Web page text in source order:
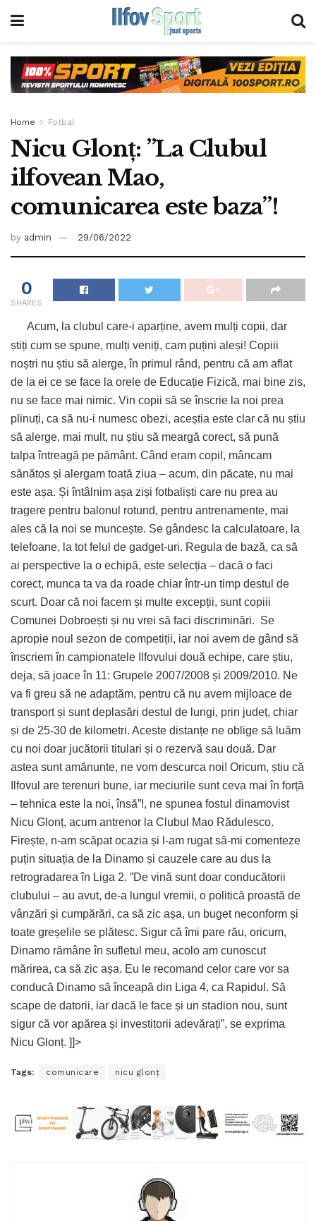
Home Fotbal
Nicu Glonț: ”La Clubul
ilfovean Mao,
comunicarea este baza”!
by admin 29/06/2022
0
SHARES
Acum, la clubul care-i aparține, avem mulți copii, dar
știți cum se spune, mulți veniți, cam puțini aleși! Copiii
noștri nu știu să alerge, în primul rând, pentru că am aflat
de la ei ce se face la orele de Educație Fizică, mai bine zis,
nu se face mai nimic. Vin copii să se înscrie la noi prea
plinuți, ca să nu-i numesc obezi, aceștia este clar că nu știu
să alerge, mai mult, nu știu să meargă corect, să pună
talpa întreagă pe pământ. Când eram copil, mâncam
sănătos și alergam toată ziua – acum, din păcate, nu mai
este așa. Și întâlnim așa ziși fotbaliști care nu prea au
tragere pentru balonul rotund, pentru antrenamente, mai
ales că la noi se muncește. Se gândesc la calculatoare, la
telefoane, la tot felul de gadget-uri. Regula de bază, ca să
ai perspective la o echipă, este selecția – dacă o faci
corect, munca ta va da roade chiar într-un timp destul de
scurt. Doar că noi facem și multe excepții, sunt copiii
Comunei Dobroești și nu vrei să faci discriminări. Se
apropie noul sezon de competiții, iar noi avem de gând să
înscriem în campionatele Ilfovului două echipe, care știu,
deja, să joace în 11: Grupele 2007/2008 și 2009/2010. Ne
va fi greu să ne adaptăm, pentru că nu avem mijloace de
transport și sunt deplasări destul de lungi, prin județ, chiar
și de 25-30 de kilometri. Aceste distanțe ne oblige să luăm
cu noi doar jucătorii titulari și o rezervă sau două. Dar
astea sunt amănunte, ne vom descurca noi! Oricum, știu că
Ilfovul are terenuri bune, iar meciurile sunt ceva mai în forță
– tehnica este la noi, însă”!, ne spunea fostul dinamovist
Nicu Glonț, acum antrenor la Clubul Mao Rădulesco.
Firește, n-am scăpat ocazia și l-am rugat să-mi comenteze
puțin situația de la Dinamo și cauzele care au dus la
retrogradarea în Liga 2. ”De vină sunt doar conducătorii
clubului – au avut, de-a lungul vremii, o politică proastă de
vânzări și cumpărări, ca să zic așa, un buget neconform și
toate greșelile se plătesc. Sigur că îmi pare rău, oricum,
Dinamo rămâne în sufletul meu, acolo am cunoscut
mărirea, ca să zic așa. Eu le recomand celor care vor sa
conducă Dinamo să înceapă din Liga 4, ca Rapidul. Să
scape de datorii, iar dacă le face și un stadion nou, sunt
sigur că vor apărea și investitorii adevărați”, se exprima
Nicu Glonț. ]]>
Tags: comunicare nicu glonț